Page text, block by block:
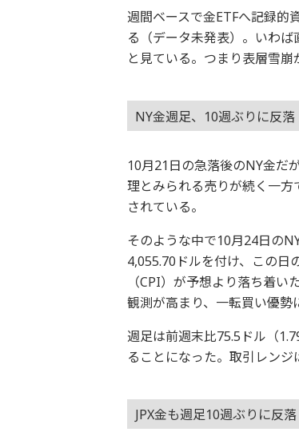
週間ベースで金ETFへ記録的
る（データ未発表）。いわ
と見ている。つまり表層雪崩
NY金週足、10週ぶりに反落
10月21日の急落後のNY金だ
理とみられる売りが続く一
されている。
そのような中で10月24日の
4,055.70ドルを付け、この日
（CPI）が予想より落ち着
観測が高まり、一転買い優勢
週足は前週末比75.5ドル（
ることになった。取引レンジ
JPX金も週足10週ぶりに反落